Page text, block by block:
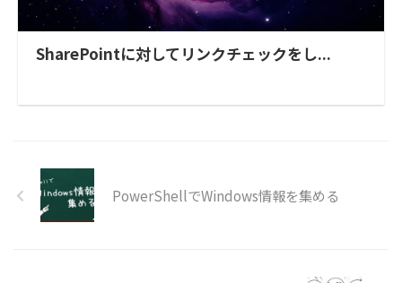
SharePointに対してリンクチェックをし...
PowerShellでWindows情報を集める